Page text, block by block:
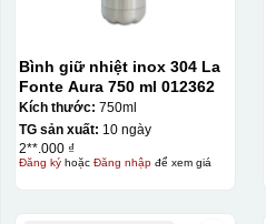
Bình giữ nhiệt inox 304 La
Fonte Aura 750 ml 012362
Kích thước: 750ml
TG sản xuất: 10 ngày
2**.000 ₫
Đăng kýhoặc Đăng nhậpđể xem giá